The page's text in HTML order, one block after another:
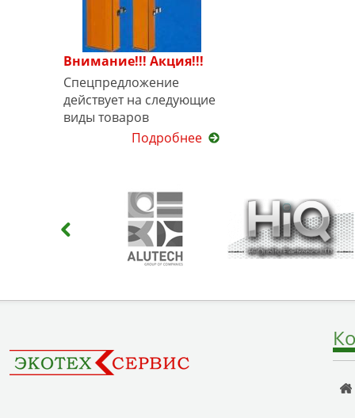
Внимание!!! Акция!!!
Спецпредложение
действует на следующие
виды товаров
Подробнее